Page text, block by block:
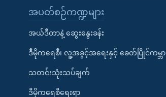
အပတ်စဉ်ကဏ္ဍများ
အယ်ဒီတာနဲ့ ဆွေးနွေးခန်း
ဒီမိုကရေစီ၊ လူ့အခွင့်အရေးနှင့် ခေတ်ပြိုင်ကမ္ဘာ
သတင်းသုံးသပ်ချက်
ဒီမိုကရေစီရေးရာ